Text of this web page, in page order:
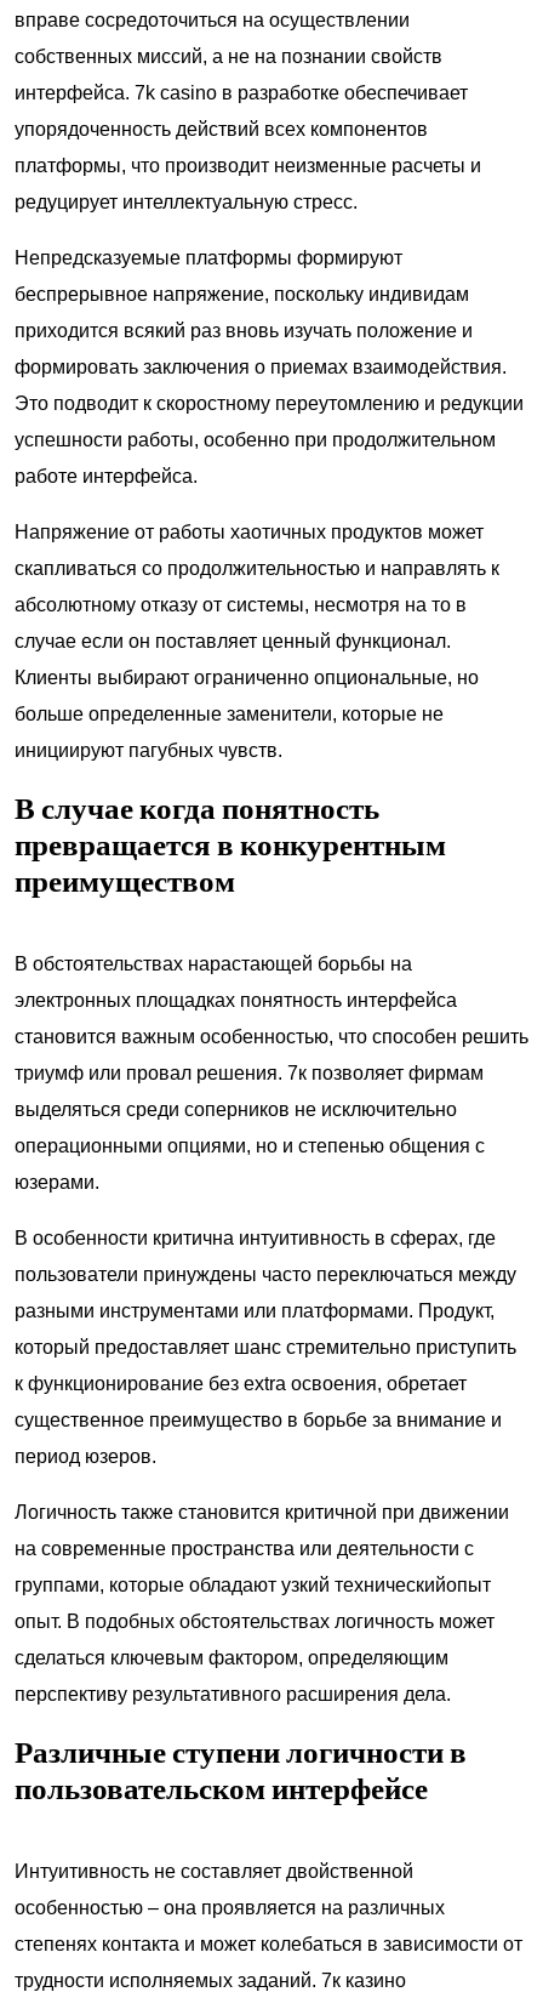
вправе сосредоточиться на осуществлении
собственных миссий, а не на познании свойств
интерфейса. 7k casino в разработке обеспечивает
упорядоченность действий всех компонентов
платформы, что производит неизменные расчеты и
редуцирует интеллектуальную стресс.
Непредсказуемые платформы формируют
беспрерывное напряжение, поскольку индивидам
приходится всякий раз вновь изучать положение и
формировать заключения о приемах взаимодействия.
Это подводит к скоростному переутомлению и редукции
успешности работы, особенно при продолжительном
работе интерфейса.
Напряжение от работы хаотичных продуктов может
скапливаться со продолжительностью и направлять к
абсолютному отказу от системы, несмотря на то в
случае если он поставляет ценный функционал.
Клиенты выбирают ограниченно опциональные, но
больше определенные заменители, которые не
инициируют пагубных чувств.
В случае когда понятность
превращается в конкурентным
преимуществом
В обстоятельствах нарастающей борьбы на
электронных площадках понятность интерфейса
становится важным особенностью, что способен решить
триумф или провал решения. 7к позволяет фирмам
выделяться среди соперников не исключительно
операционными опциями, но и степенью общения с
юзерами.
В особенности критична интуитивность в сферах, где
пользователи принуждены часто переключаться между
разными инструментами или платформами. Продукт,
который предоставляет шанс стремительно приступить
к функционирование без extra освоения, обретает
существенное преимущество в борьбе за внимание и
период юзеров.
Логичность также становится критичной при движении
на современные пространства или деятельности с
группами, которые обладают узкий техническийопыт
опыт. В подобных обстоятельствах логичность может
сделаться ключевым фактором, определяющим
перспективу результативного расширения дела.
Различные ступени логичности в
пользовательском интерфейсе
Интуитивность не составляет двойственной
особенностью – она проявляется на различных
степенях контакта и может колебаться в зависимости от
трудности исполняемых заданий. 7к казино